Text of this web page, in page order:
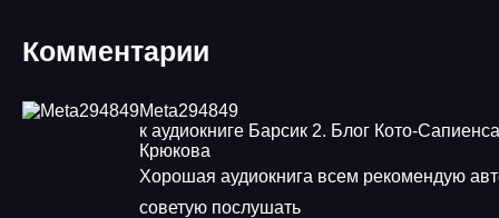
Комментарии
Meta294849
к аудиокниге Барсик 2. Блог Кото-
Крюкова
Хорошая аудиокнига всем рекомендую
советую послушать